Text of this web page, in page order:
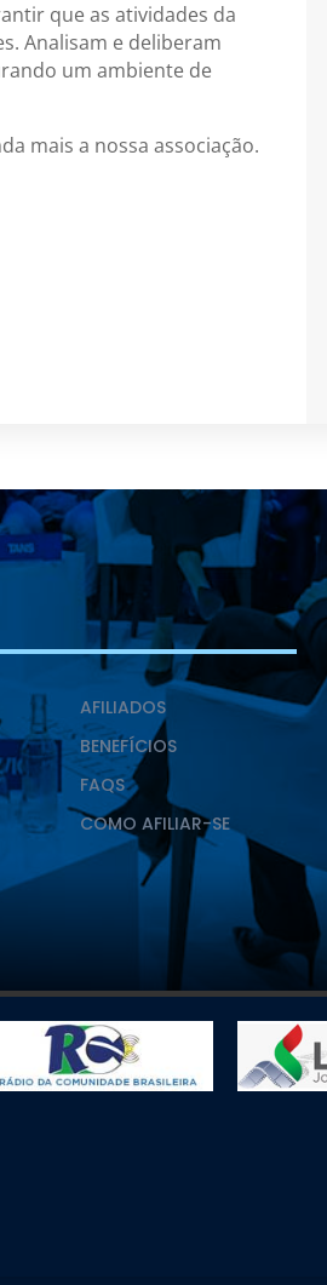
que as atividades da
Analisam e deliberam
um ambiente de
mais a nossa associação.
AFILIADOS
BENEFÍCIOS
FAQS
COMO AFILIAR-SE